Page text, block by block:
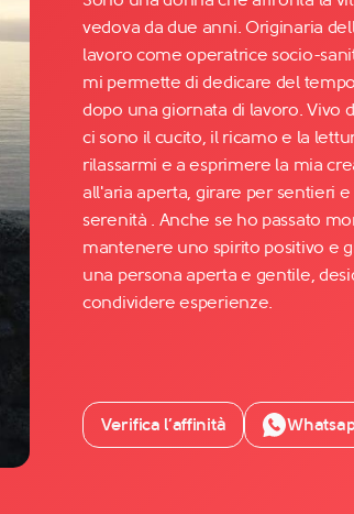
Facebook
YouTube
Instagram
TikTok
vedova da due anni. Originaria
lavoro come operatrice socio-
mi permette di dedicare del
dopo una giornata di lavoro. Vivo
ci sono il cucito, il ricamo e la
rilassarmi e a esprimere la mia
all'aria aperta, girare per sentieri
serenità . Anche se ho passato
mantenere uno spirito positivo e
una persona aperta e gentile,
condividere esperienze.
Verifica l’affinità